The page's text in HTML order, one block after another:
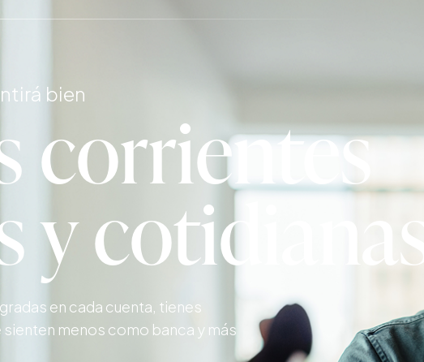
bien
corrientes
y
en cada cuenta, tienes
menos como banca y más